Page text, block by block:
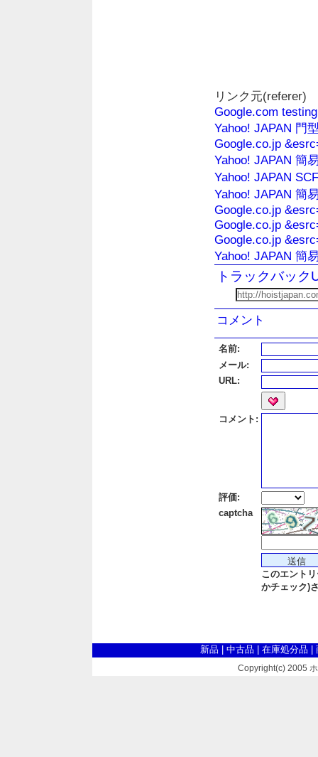
リンク元(referer)
Google.com testing
Yahoo! JAPAN 門
Google.co.jp
Yahoo! JAPAN 簡
Yahoo! JAPAN
Yahoo! JAPAN 簡
Google.co.jp
Google.co.jp
Google.co.jp
Yahoo! JAPAN 簡
トラックバック
コメント
名前:
メール:
URL:
コメント:
評価:
captcha
このエント
かチェック)
新品 中古品 在庫処分品
Copyright(c) 2005